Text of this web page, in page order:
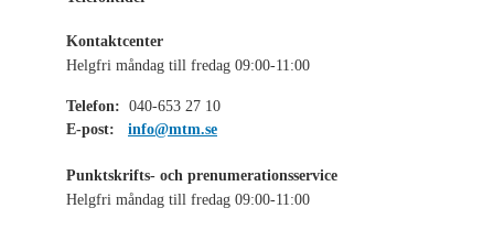
Kontaktcenter
Helgfri måndag till fredag 09:00-11:00
Telefon: 040-653 27 10
E-post:
info@mtm.se
Punktskrifts- och prenumerationsservice
Helgfri måndag till fredag 09:00-11:00